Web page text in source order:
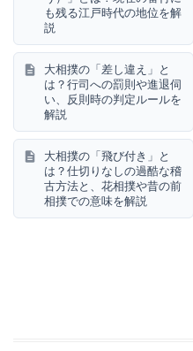
も残る江戸時代の地位を解
説
大相撲の「差し違え」と
は？行司への罰則や進退伺
い、反則時の判定ルールを
解説
大相撲の「飛び付き」と
は？仕切りなしの過酷な稽
古方法と、花相撲や昔の前
相撲での意味を解説